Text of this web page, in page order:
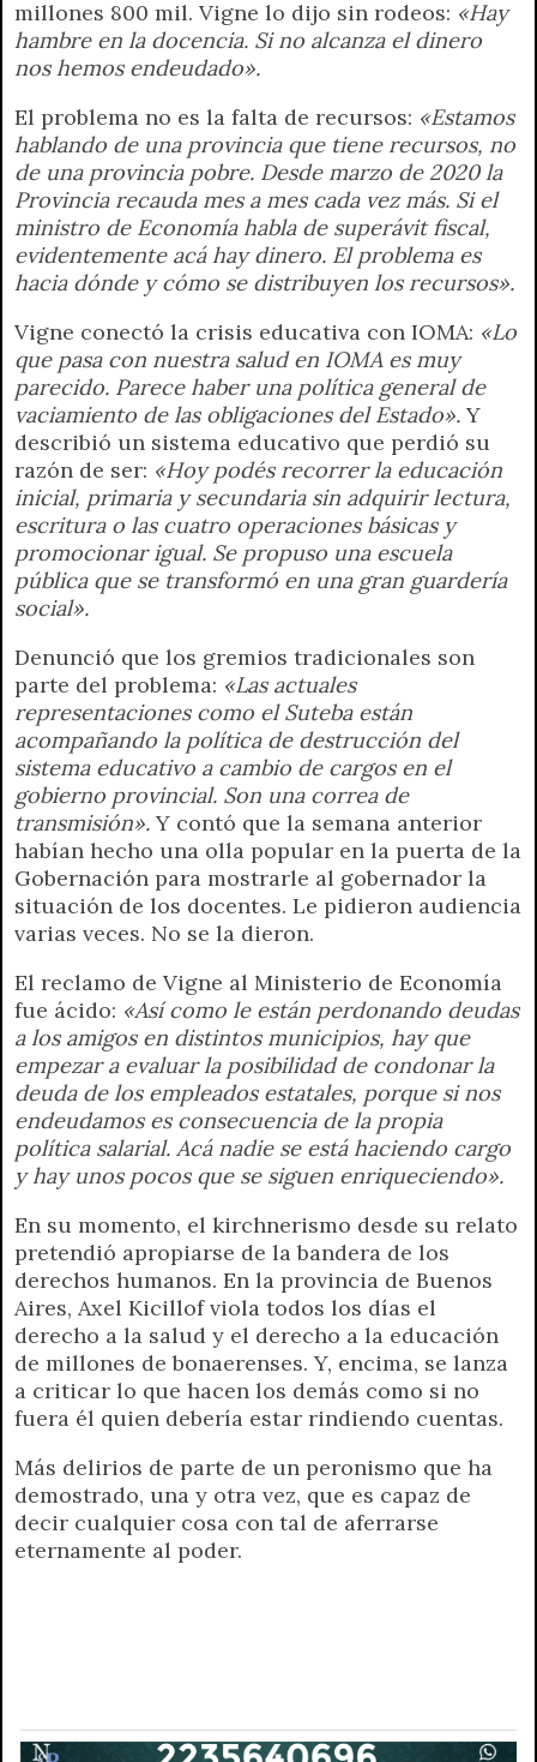
millones 800 mil. Vigne lo dijo sin rodeos: «Hay
hambre en la docencia. Si no alcanza el dinero
nos hemos endeudado».
El problema no es la falta de recursos: «Estamos
hablando de una provincia que tiene recursos, no
de una provincia pobre. Desde marzo de 2020 la
Provincia recauda mes a mes cada vez más. Si el
ministro de Economía habla de superávit fiscal,
evidentemente acá hay dinero. El problema es
hacia dónde y cómo se distribuyen los recursos».
Vigne conectó la crisis educativa con IOMA: «Lo
que pasa con nuestra salud en IOMA es muy
parecido. Parece haber una política general de
vaciamiento de las obligaciones del Estado».Y
describió un sistema educativo que perdió su
razón de ser: «Hoy podés recorrer la educación
inicial, primaria y secundaria sin adquirir lectura,
escritura o las cuatro operaciones básicas y
promocionar igual. Se propuso una escuela
pública que se transformó en una gran guardería
social».
Denunció que los gremios tradicionales son
parte del problema: «Las actuales
representaciones como el Suteba están
acompañando la política de destrucción del
sistema educativo a cambio de cargos en el
gobierno provincial. Son una correa de
transmisión».Y contó que la semana anterior
habían hecho una olla popular en la puerta de la
Gobernación para mostrarle al gobernador la
situación de los docentes. Le pidieron audiencia
varias veces. No se la dieron.
El reclamo de Vigne al Ministerio de Economía
fue ácido: «Así como le están perdonando deudas
a los amigos en distintos municipios, hay que
empezar a evaluar la posibilidad de condonar la
deuda de los empleados estatales, porque si nos
endeudamos es consecuencia de la propia
política salarial. Acá nadie se está haciendo cargo
y hay unos pocos que se siguen enriqueciendo».
En su momento, el kirchnerismo desde su relato
pretendió apropiarse de la bandera de los
derechos humanos. En la provincia de Buenos
Aires, Axel Kicillof viola todos los días el
derecho a la salud y el derecho a la educación
de millones de bonaerenses. Y, encima, se lanza
a criticar lo que hacen los demás como si no
fuera él quien debería estar rindiendo cuentas.
Más delirios de parte de un peronismo que ha
demostrado, una y otra vez, que es capaz de
decir cualquier cosa con tal de aferrarse
eternamente al poder.